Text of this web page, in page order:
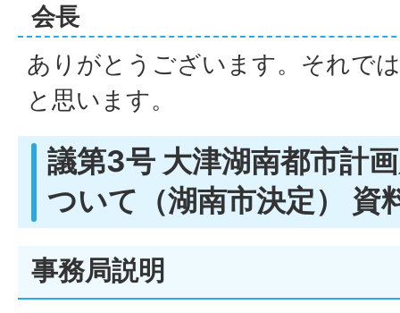
会長
ありがとうございます。それで
と思います。
議第3号 大津湖南都市計
ついて（湖南市決定） 資
事務局説明